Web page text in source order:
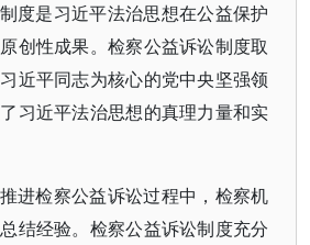
度是习近平法治思想在公益保护
创性成果。检察公益诉讼制度取
近平同志为核心的党中央坚强领
习近平法治思想的真理力量和实
进检察公益诉讼过程中，检察机
结经验。检察公益诉讼制度充分